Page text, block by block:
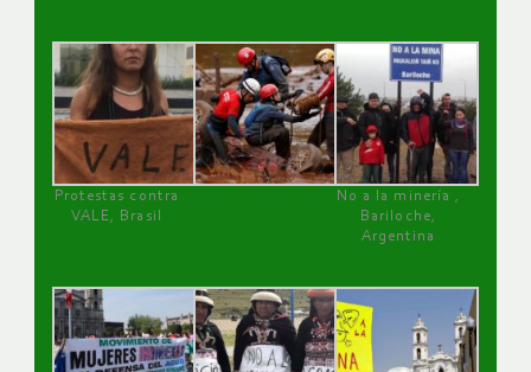
Protestas contra
VALE, Brasil
No a la minería ,
Bariloche,
Argentina